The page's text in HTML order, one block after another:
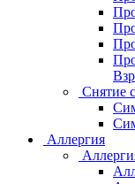
Снятие
Аллергия